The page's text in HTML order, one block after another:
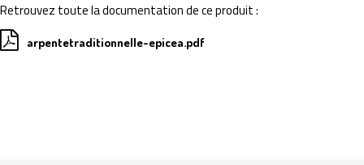
Retrouvez toute la documentation de ce produit :
arpentetraditionnelle-epicea.pdf